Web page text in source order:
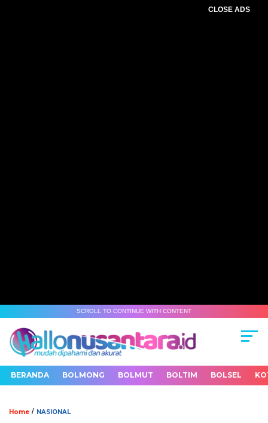
CLOSE ADS
SCROLL TO CONTINUE WITH CONTENT
BERANDA BOLMONG BOLMUT BOLTIM BOLSEL
Home / NASIONAL